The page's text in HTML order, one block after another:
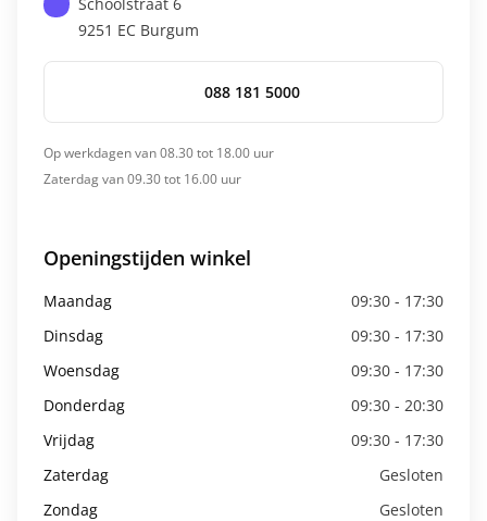
9251 EC Burgum
088 181 5000
Op werkdagen van 08.30 tot 18.00 uur
Zaterdag van 09.30 tot 16.00 uur
Openingstijden winkel
Maandag
09:30 - 17:30
Dinsdag
09:30 - 17:30
Woensdag
09:30 - 17:30
Donderdag
09:30 - 20:30
Vrijdag
09:30 - 17:30
Zaterdag
Gesloten
Zondag
Gesloten